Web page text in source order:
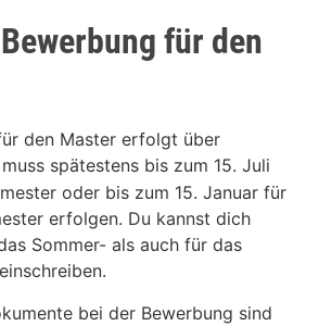
für den
den Master erfolgt über
spätestens bis zum 15. Juli
oder bis zum 15. Januar für
erfolgen. Du kannst dich
Sommer- als auch für das
bei der Bewerbung sind